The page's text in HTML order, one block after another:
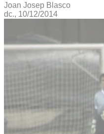
Joan Josep Blasco
dc., 10/12/2014